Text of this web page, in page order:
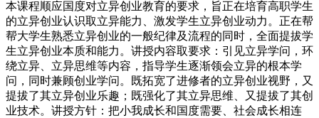
本课程顺应国度对立异创业教育的要求，旨正在培育高职学生
的立异创业认识取立异能力、激发学生立异创业动力。正在帮
帮大学生熟悉立异创业的一般纪律及流程的同时，全面提拔学
生立异创业本质和能力。讲授内容取要求：引见立异学问，环
绕立异、立异思维等内容，指导学生逐渐领会立异的根本学
问，同时兼顾创业学问。既拓宽了进修者的立异创业视野，又
提拔了其立异创业乐趣；既强化了其立异思维、又提拔了其创
业技术。讲授方针：把小我成长和国度需要、社会成长相连